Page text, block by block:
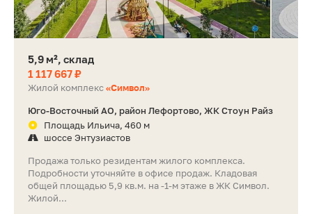
5,9 м², склад
1 117 667 ₽
Жилой комплекс«Символ»
Юго-Восточный АО, район Лефортово, ЖК Стоун Райз
Площадь Ильича, 460 м
шоссе Энтузиастов
Продажа только резидентам жилого комплекса.
Подробности уточняйте в офисе продаж. Кладовая
общей площадью 5,9 кв.м. на -1-м этаже в ЖК Символ.
Жилой...